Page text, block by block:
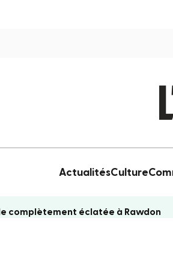
ActualitésCulture
complètement éclatée à Rawdon